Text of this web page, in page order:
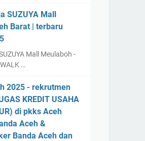
SUZUYA Mall
Barat | terbaru
Mall Meulaboh -
…
2025 - rekrutmen
KREDIT USAHA
di pkks Aceh
Aceh &
Banda Aceh dan